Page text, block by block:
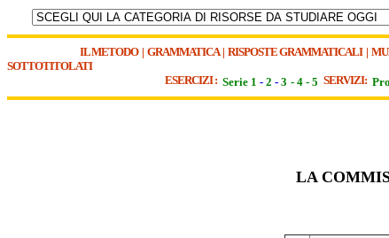
IL METODO| GRAMMATICA| RISPOSTE GRAMMATICALI|
SOTTOTITOLATI
ESERCIZI : Serie 1 - 2 - 3 - 4 - 5 SERVIZI:
LA